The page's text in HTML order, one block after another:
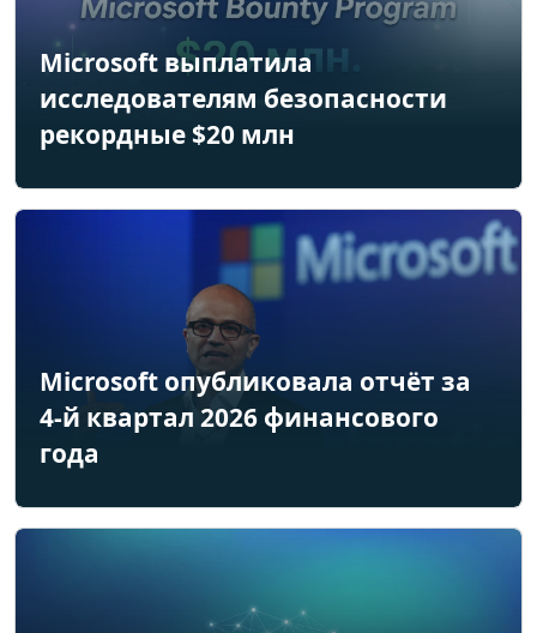
Microsoft выплатила
исследователям безопасности
рекордные $20 млн
Microsoft опубликовала отчёт за
4-й квартал 2026 финансового
года